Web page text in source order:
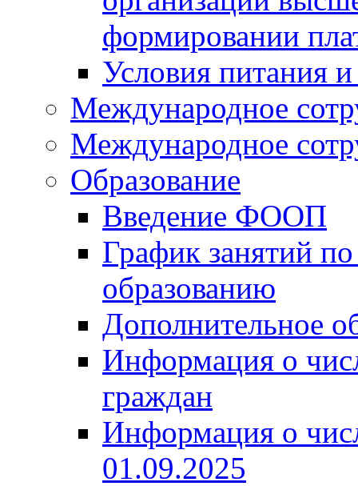
формировании
Условия питания
Международное
Международное
Образование
Введение ФООП
График занятий
образованию
Дополнительное
Информация о
граждан
Информация о
01.09.2025